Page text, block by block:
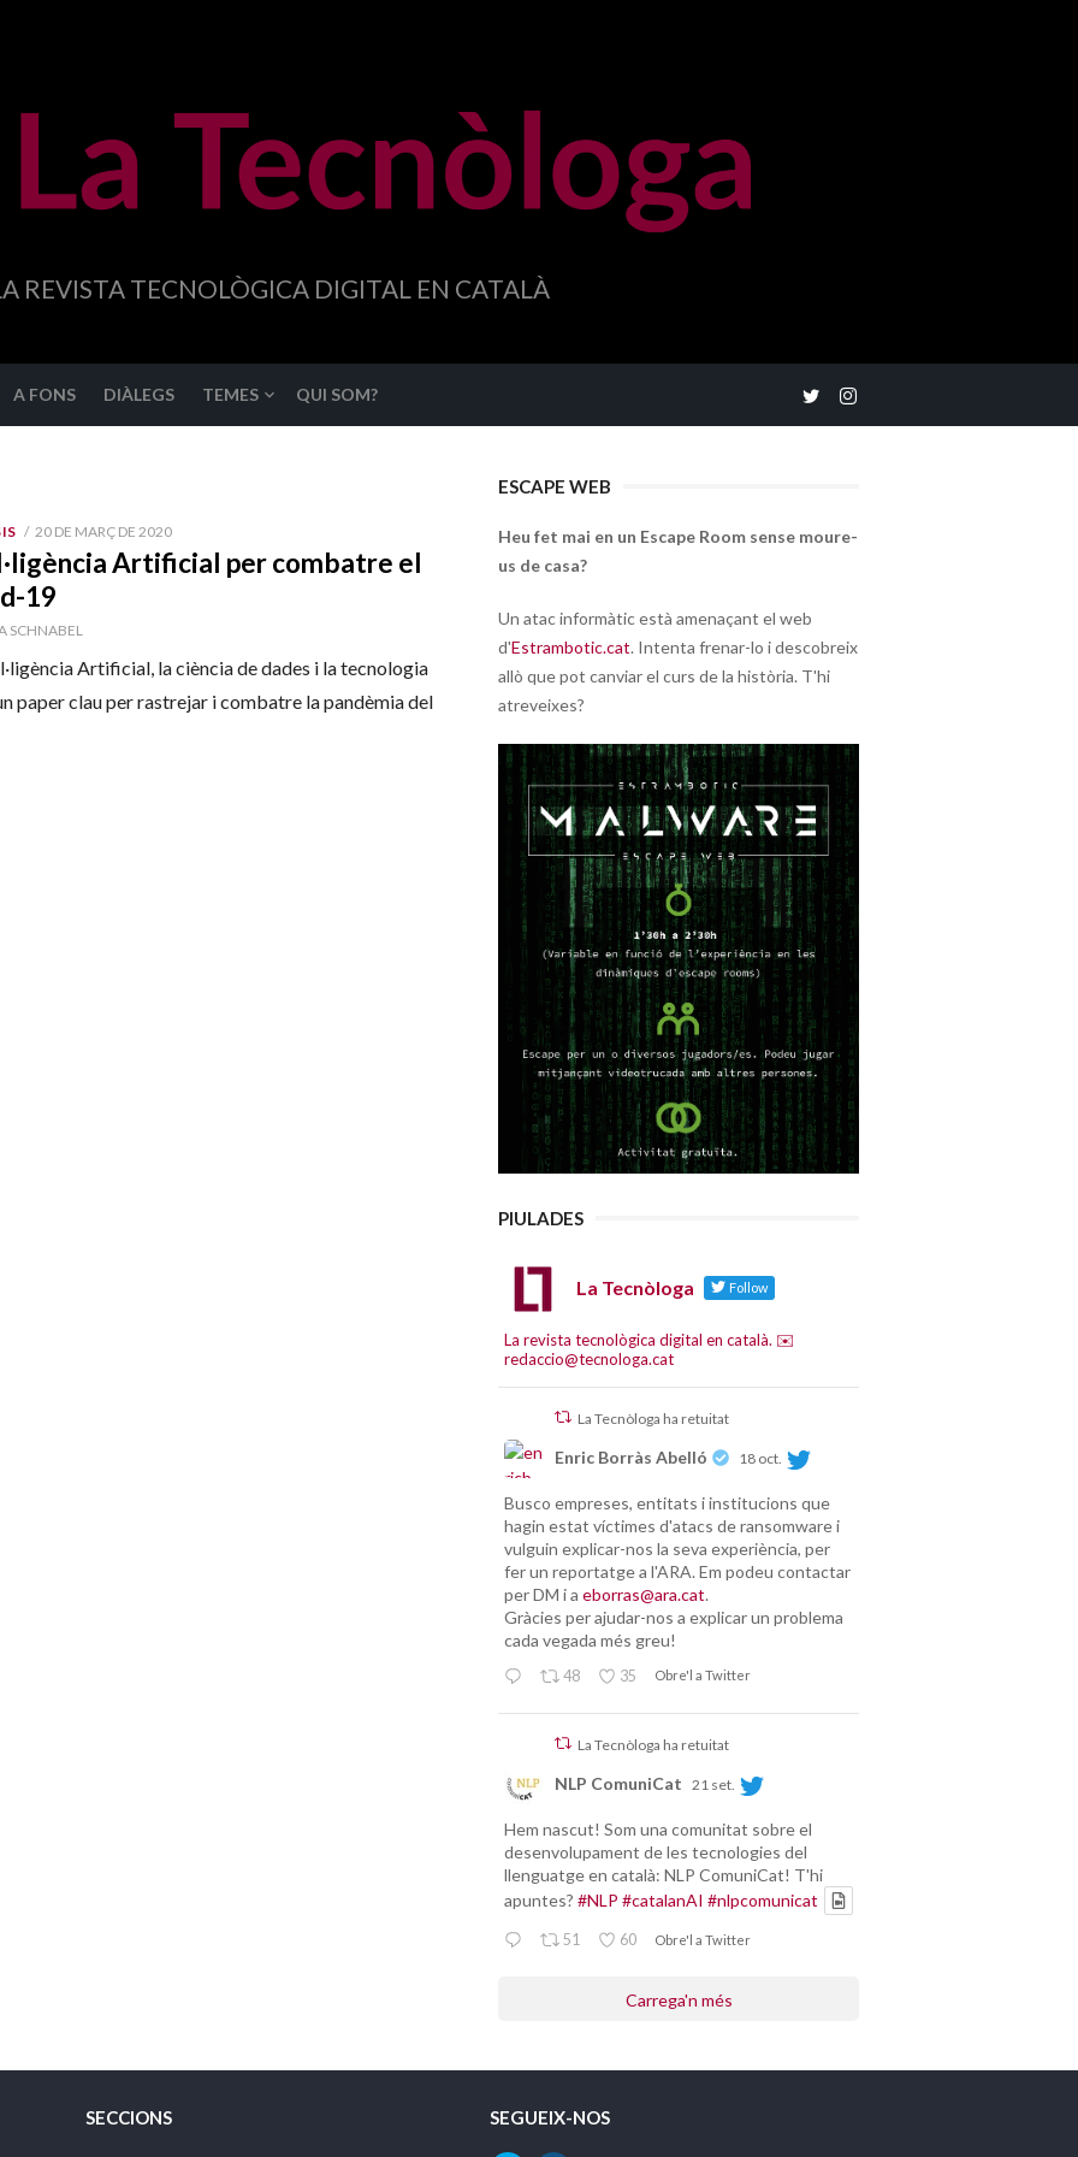
REVISTA TECNOLÒGICA DIGITAL EN CATALÀ
A FONS DIÀLEGS TEMES QUI SOM?
PUBLICAT
20 DE MARÇ DE 2020
Artificial per combatre el
19
SCHNABEL
Artificial, la ciència de dades i la tecnologia
paper clau per rastrejar i combatre la pandèmia del
ESCAPE WEB
Heu fet mai en un Escape Room sense moure-
us de casa?
Un atac informàtic està amenaçant el web
d'Estrambotic.cat. Intenta frenar-lo i descobreix
allò que pot canviar el curs de la història. T'hi
atreveixes?
PIULADES
La Tecnòloga Follow
La revista tecnològica digital en català. ✉️
redaccio@tecnologa.cat
La Tecnòloga ha retuitat
Enric Borràs Abelló 18 oct.
Busco empreses, entitats i institucions que
hagin estat víctimes d'atacs de ransomware i
vulguin explicar-nos la seva experiència, per
fer un reportatge a l'ARA. Em podeu contactar
per DM i a eborras@ara.cat.
Gràcies per ajudar-nos a explicar un problema
cada vegada més greu!
48 35 Obre'l a Twitter
La Tecnòloga ha retuitat
NLP ComuniCat 21 set.
Hem nascut! Som una comunitat sobre el
desenvolupament de les tecnologies del
llenguatge en català: NLP ComuniCat! T'hi
apuntes? #NLP #catalanAI #nlpcomunicat
51 60 Obre'l a Twitter
Carrega'n més
SECCIONS SEGUEIX-NOS